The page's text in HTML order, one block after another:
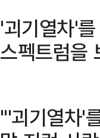
'괴기열차'
스펙트럼을
"'괴기열차'